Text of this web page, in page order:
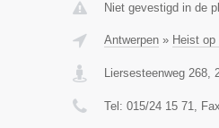
Niet gevestigd in de
Antwerpen» Heist op
Liersesteenweg 268,
Tel: 015/24 15 71,